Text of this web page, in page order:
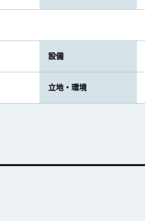
設備
立地・環境